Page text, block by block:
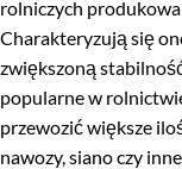
rolniczych
Charakteryzują się
zwiększoną
popularne w
przewozić większe
nawozy, siano czy